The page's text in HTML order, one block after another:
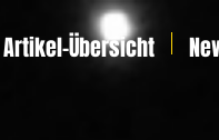
Artikel-Übersicht